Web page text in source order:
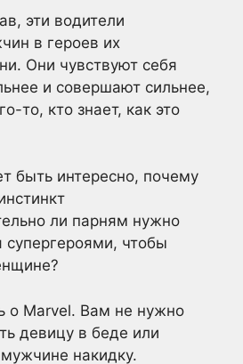
эти водители
в героев их
Они чувствуют себя
и совершают сильнее,
то, кто знает, как это
быть интересно, почему
ли парням нужно
супергероями, чтобы
о Marvel. Вам не нужно
девицу в беде или
накидку.